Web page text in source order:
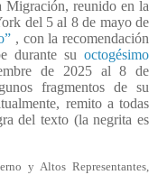
Migración, reunido en la
del 5 al 8 de mayo de
, con la recomendación
durante su octogésimo
de 2025 al 8 de
fragmentos de su
remito a todas
del texto (la negrita es
y Altos Representantes,